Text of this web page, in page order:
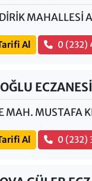
MAHALLESİ
Al 0 (232)
ECZANESİ
MAH. MUSTAFA
Al 0 (232)